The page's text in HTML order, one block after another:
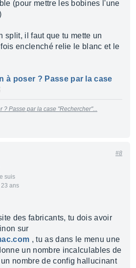
(pour mettre les bobines l'une
split, il faut que tu mette un
enclenché relie le blanc et le
à poser ? Passe par la case
? Passe par la case "Rechercher"...
suis
ans
#8
des fabricants, tu dois avoir
sur
, tu as dans le menu une
un nombre incalculables de
nombre de config hallucinant